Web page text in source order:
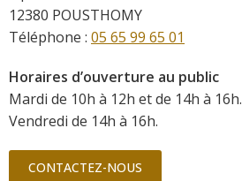
12380 POUSTHOMY
Téléphone : 05 65 99 65 01
Horaires d’ouverture au public
Mardi de 10h à 12h et de 14h à 16h.
Vendredi de 14h à 16h.
CONTACTEZ-NOUS